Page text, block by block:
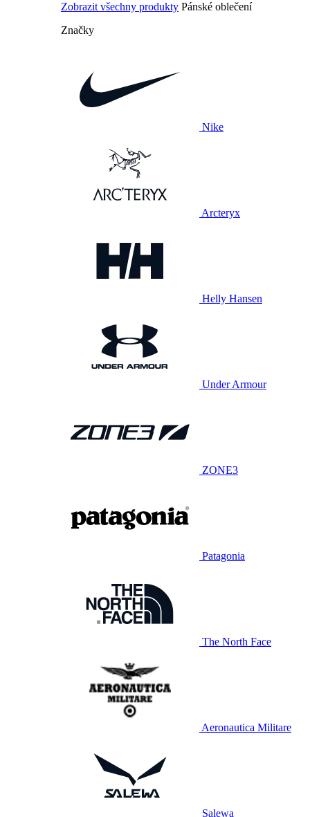
Zobrazit všechny produkty Pánské oblečení
Značky
Nike
Arcteryx
Helly Hansen
Under Armour
ZONE3
Patagonia
The North Face
Aeronautica Militare
Salewa